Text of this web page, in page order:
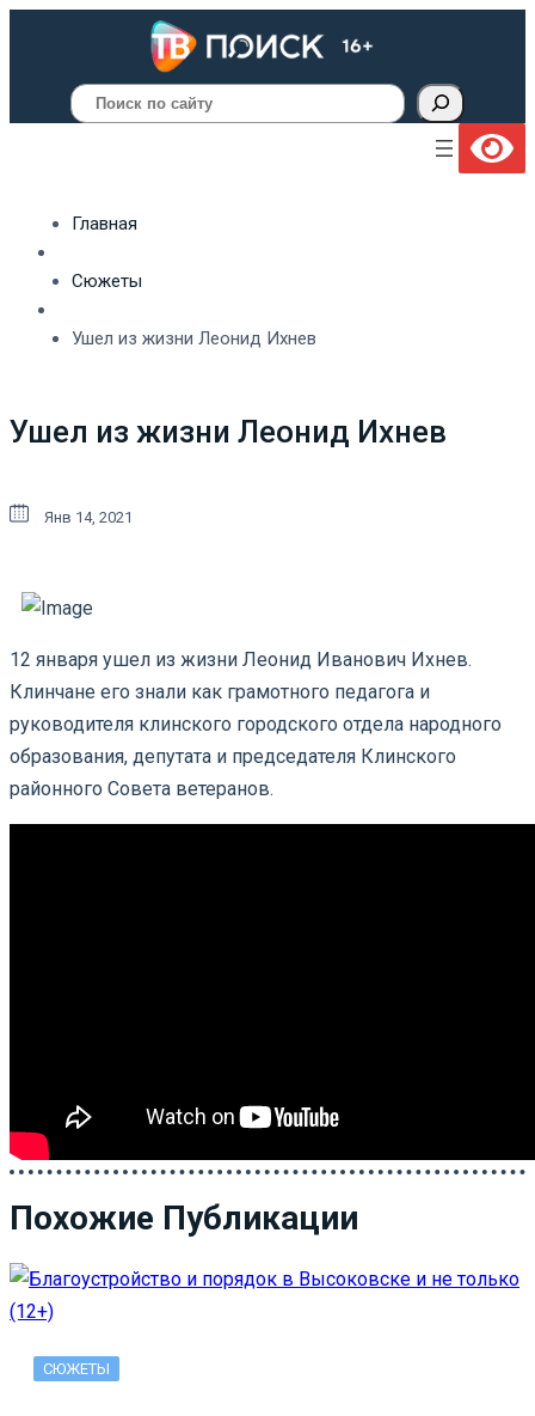
Поиск
Главная
Сюжеты
Ушел из жизни Леонид Ихнев
Ушел из жизни Леонид Ихнев
Янв 14, 2021
12 января ушел из жизни Леонид Иванович Ихнев.
Клинчане его знали как грамотного педагога и
руководителя клинского городского отдела народного
образования, депутата и председателя Клинского
районного Совета ветеранов.
Похожие Публикации
СЮЖЕТЫ